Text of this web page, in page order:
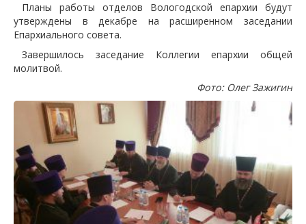
Планы работы отделов Вологодской епархии будут
утверждены в декабре на расширенном заседании
Епархиального совета.
Завершилось заседание Коллегии епархии общей
молитвой.
Фото: Олег Зажигин